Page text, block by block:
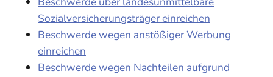
Sozialversicherungsträger einreichen
Beschwerde wegen anstößiger Werbung
einreichen
Beschwerde wegen Nachteilen aufgrund